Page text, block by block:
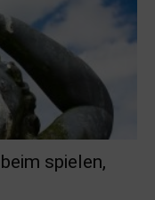
spielen,